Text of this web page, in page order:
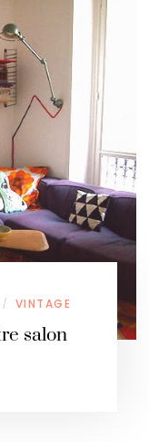
/ VINTAGE
salon